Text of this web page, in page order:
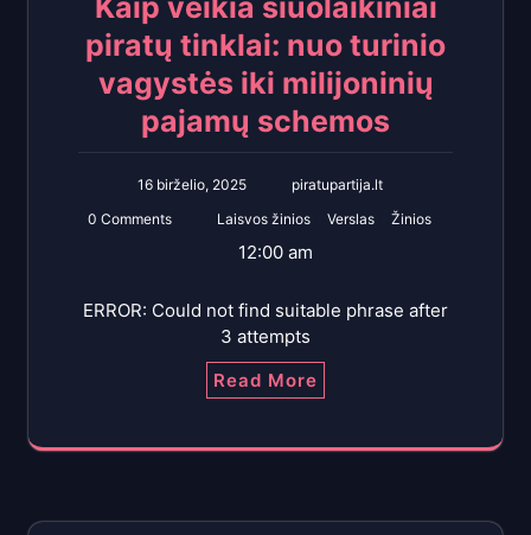
Kaip veikia šiuolaikiniai
piratų tinklai: nuo turinio
vagystės iki milijoninių
pajamų schemos
16 birželio, 2025
piratupartija.lt
0 Comments
Laisvos žinios Verslas Žinios
12:00 am
ERROR: Could not find suitable phrase after
3 attempts
Read More